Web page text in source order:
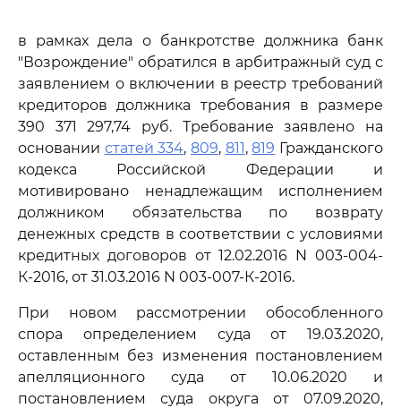
в рамках дела о банкротстве должника банк
"Возрождение" обратился в арбитражный суд с
заявлением о включении в реестр требований
кредиторов должника требования в размере
390 371 297,74 руб. Требование заявлено на
основании статей 334,809, 811,819 Гражданского
кодекса Российской Федерации и
мотивировано ненадлежащим исполнением
должником обязательства по возврату
денежных средств в соответствии с условиями
кредитных договоров от 12.02.2016 N 003-004-
К-2016, от 31.03.2016 N 003-007-К-2016.
При новом рассмотрении обособленного
спора определением суда от 19.03.2020,
оставленным без изменения постановлением
апелляционного суда от 10.06.2020 и
постановлением суда округа от 07.09.2020,